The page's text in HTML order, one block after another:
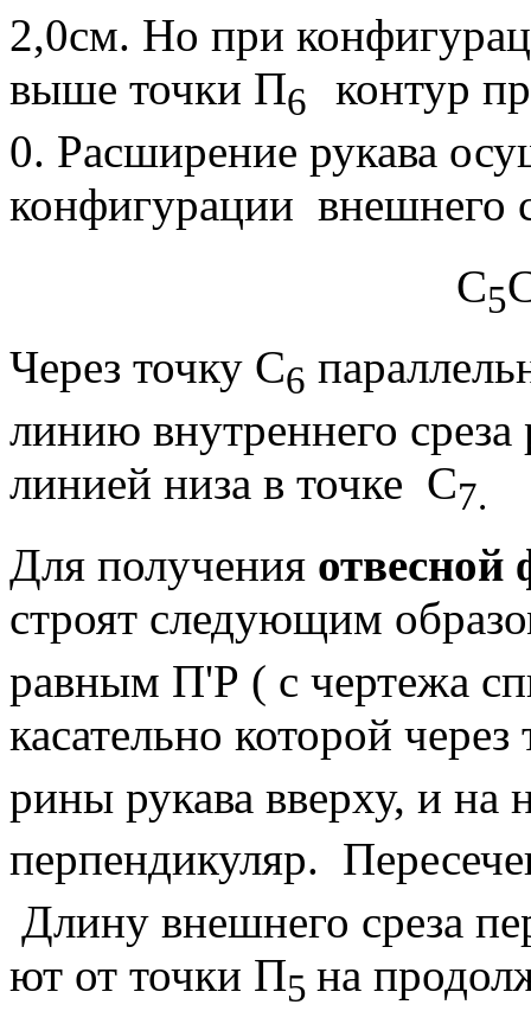
2,0см. Но при
выше точки П6 контур
0. Расширение рукава
конфигурации внешнего
С5
Через точку С6
линию внутреннего среза
линией низа в точке С7.
Для получения
строят следующим
равным П'Р ( с чертежа
касательно которой через
рины рукава вверху, и на
перпендикуляр.
Длину внешнего среза
ют от точки П5 на